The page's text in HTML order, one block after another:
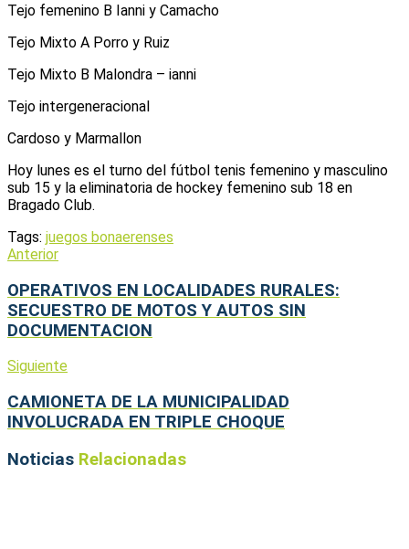
Tejo femenino B Ianni y Camacho
Tejo Mixto A Porro y Ruiz
Tejo Mixto B Malondra – ianni
Tejo intergeneracional
Cardoso y Marmallon
Hoy lunes es el turno del fútbol tenis femenino y masculino
sub 15 y la eliminatoria de hockey femenino sub 18 en
Bragado Club.
Tags: juegos bonaerenses
Anterior
OPERATIVOS EN LOCALIDADES RURALES:
SECUESTRO DE MOTOS Y AUTOS SIN
DOCUMENTACION
Siguiente
CAMIONETA DE LA MUNICIPALIDAD
INVOLUCRADA EN TRIPLE CHOQUE
Noticias Relacionadas